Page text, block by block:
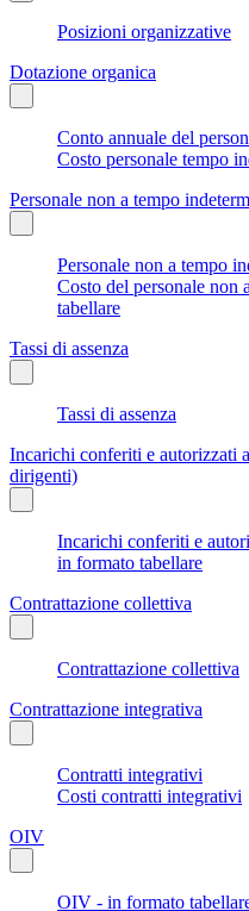
Posizioni organizzative
Dotazione organica
Conto annuale del
Costo personale tempo
Personale non a tempo
Personale non a tempo
Costo del personale non
tabellare
Tassi di assenza
Tassi di assenza
Incarichi conferiti e autorizzati
dirigenti)
Incarichi conferiti e
in formato tabellare
Contrattazione collettiva
Contrattazione collettiva
Contrattazione integrativa
Contratti integrativi
Costi contratti integrativi
OIV
OIV - in formato